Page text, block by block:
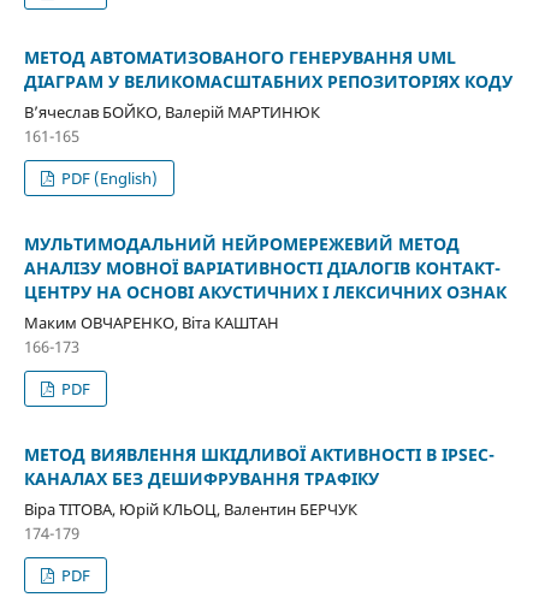
МЕТОД АВТОМАТИЗОВАНОГО ГЕНЕРУВАННЯ UML
ДІАГРАМ У ВЕЛИКОМАСШТАБНИХ РЕПОЗИТОРІЯХ КОДУ
В’ячеслав БОЙКО, Валерій МАРТИНЮК
161-165
PDF (English)
МУЛЬТИМОДАЛЬНИЙ НЕЙРОМЕРЕЖЕВИЙ МЕТОД
АНАЛІЗУ МОВНОЇ ВАРІАТИВНОСТІ ДІАЛОГІВ КОНТАКТ-
ЦЕНТРУ НА ОСНОВІ АКУСТИЧНИХ І ЛЕКСИЧНИХ ОЗНАК
Маким ОВЧАРЕНКО, Віта КАШТАН
166-173
PDF
МЕТОД ВИЯВЛЕННЯ ШКІДЛИВОЇ АКТИВНОСТІ В IPSEC-
КАНАЛАХ БЕЗ ДЕШИФРУВАННЯ ТРАФІКУ
Віра ТІТОВА, Юрій КЛЬОЦ, Валентин БЕРЧУК
174-179
PDF